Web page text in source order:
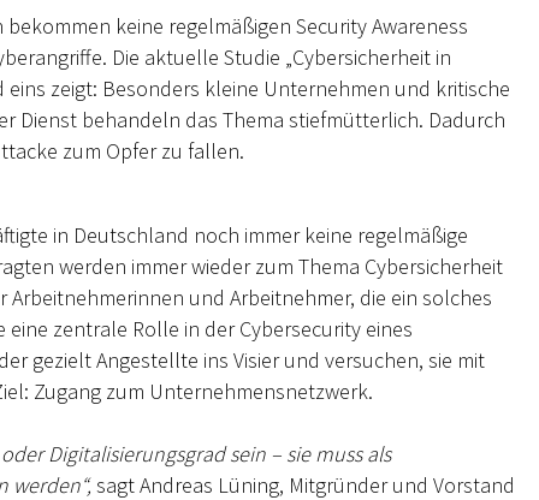
keine regelmäßigen Security Awareness
Die aktuelle Studie „Cybersicherheit in
eins zeigt: Besonders kleine Unternehmen und kritische
Dienst behandeln das Thema stiefmütterlich. Dadurch
zum Opfer zu fallen.
in Deutschland noch immer keine regelmäßige
werden immer wieder zum Thema Cybersicherheit
und Arbeitnehmer, die ein solches
zentrale Rolle in der Cybersecurity eines
gezielt Angestellte ins Visier und versuchen, sie mit
Zugang zum Unternehmensnetzwerk.
Digitalisierungsgrad sein – sie muss als
werden“,sagt Andreas Lüning, Mitgründer und Vorstand